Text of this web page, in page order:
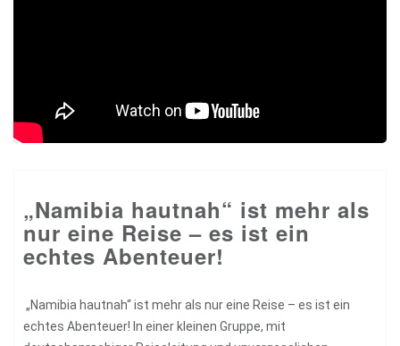
„Namibia hautnah“ ist mehr als
nur eine Reise – es ist ein
echtes Abenteuer!
„Namibia hautnah“ ist mehr als nur eine Reise – es ist ein
echtes Abenteuer! In einer kleinen Gruppe, mit